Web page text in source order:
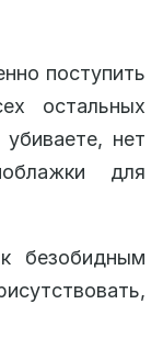
поступить
остальных
нет
для
безобидным